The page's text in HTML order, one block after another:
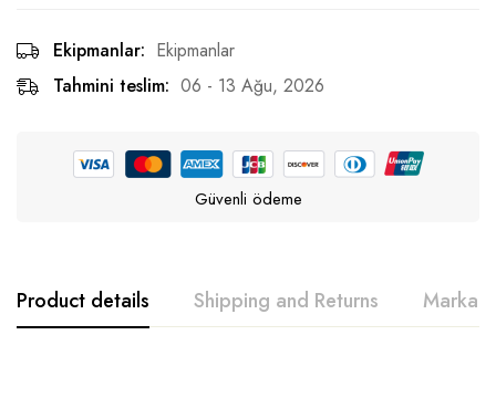
Ekipmanlar: Ekipmanlar
Tahmini teslim: 06 - 13 Ağu, 2026
Güvenli ödeme
Product details Shipping and Returns Marka